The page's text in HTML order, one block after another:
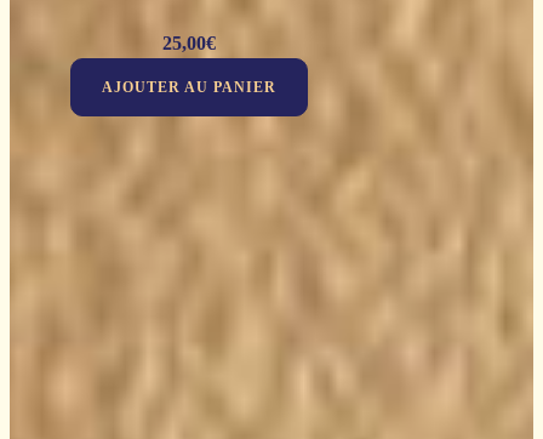
25,00€
AJOUTER AU PANIER